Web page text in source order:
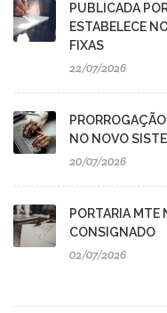
PUBLICADA
ESTABELECE
FIXAS
22/07/2026
NO NOVO
20/07/2026
PORTARIA
CONSIGNADO
02/07/2026